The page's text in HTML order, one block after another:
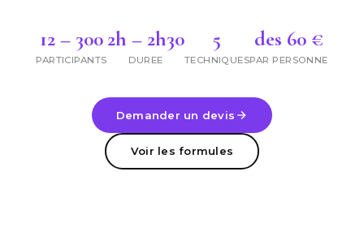
12 – 300
PARTICIPANTS
2h – 2h30
DUREE
5
TECHNIQUES
des 60 €
PAR PERSONNE
Demander un devis
Voir les formules